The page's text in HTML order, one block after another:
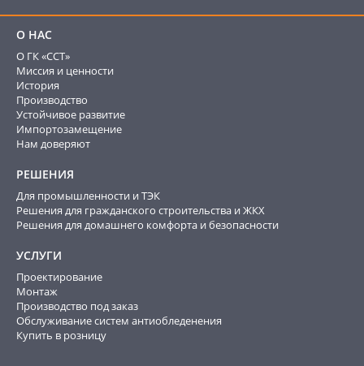
О НАС
О ГК «ССТ»
Миссия и ценности
История
Производство
Устойчивое развитие
Импортозамещение
Нам доверяют
РЕШЕНИЯ
Для промышленности и ТЭК
Решения для гражданского строительства и ЖКХ
Решения для домашнего комфорта и безопасности
УСЛУГИ
Проектирование
Монтаж
Производство под заказ
Обслуживание систем антиобледенения
Купить в розницу